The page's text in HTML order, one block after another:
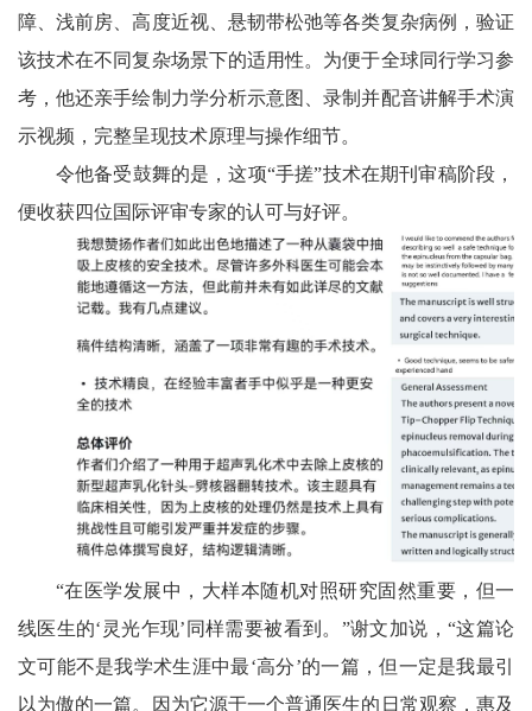
障、浅前房、高度近视、悬韧带松弛等各类复杂病例，验证
该技术在不同复杂场景下的适用性。为便于全球同行学习参
考，他还亲手绘制力学分析示意图、录制并配音讲解手术演
示视频，完整呈现技术原理与操作细节。
令他备受鼓舞的是，这项“手搓”技术在期刊审稿阶段，
便收获四位国际评审专家的认可与好评。
“在医学发展中，大样本随机对照研究固然重要，但一
线医生的‘灵光乍现’同样需要被看到。”谢文加说，“这篇论
文可能不是我学术生涯中最‘高分’的一篇，但一定是我最引
以为傲的一篇。因为它源于一个普通医生的日常观察，惠及